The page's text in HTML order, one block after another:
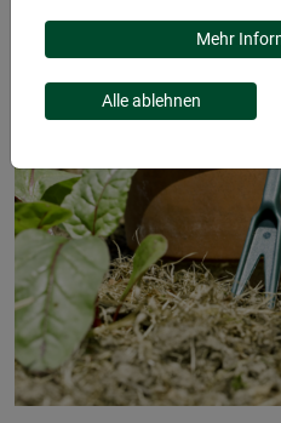
Mehr
Alle ablehnen